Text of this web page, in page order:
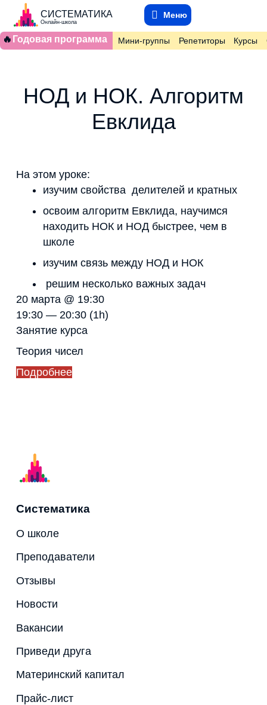
СИСТЕМАТИКА
Онлайн-школа
Меню
🔥 Годовая программа Мини-группы Репетиторы Курсы
НОД и НОК. Алгоритм
Евклида
На этом уроке:
изучим свойства делителей и кратных
освоим алгоритм Евклида, научимся
находить НОК и НОД быстрее, чем в
школе
изучим связь между НОД и НОК
решим несколько важных задач
20 марта @ 19:30
19:30 — 20:30 (1h)
Занятие курса
Теория чисел
Подробнее
Систематика
О школе
Преподаватели
Отзывы
Новости
Вакансии
Приведи друга
Материнский капитал
Прайс-лист